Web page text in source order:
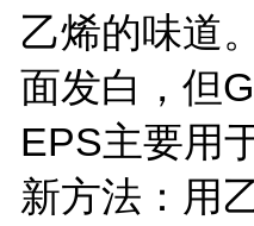
乙烯的味道
面发白，但
EPS主要用
新方法：用